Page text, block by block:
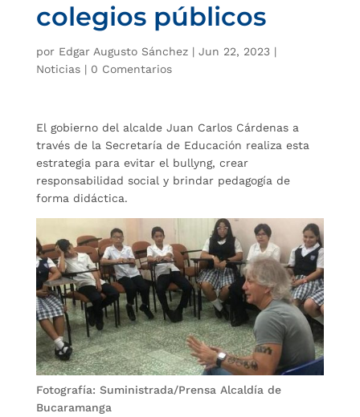
colegios públicos
por Edgar Augusto Sánchez| Jun 22, 2023|
Noticias| 0 Comentarios
El gobierno del alcalde Juan Carlos Cárdenas a
través de la Secretaría de Educación realiza esta
estrategia para evitar el bullyng, crear
responsabilidad social y brindar pedagogía de
forma didáctica.
Fotografía: Suministrada/Prensa Alcaldía de
Bucaramanga